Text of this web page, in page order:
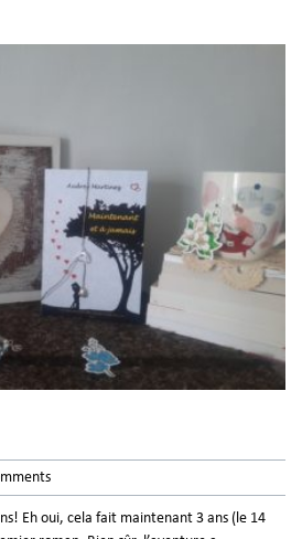
Eh oui, cela fait maintenant 3 ans (le 14